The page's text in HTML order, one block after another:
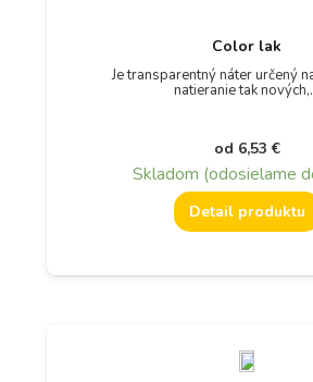
Color lak
Je transparentný náter určený
natieranie tak
od 6,53€
Skladom (odosielame
Detail produktu